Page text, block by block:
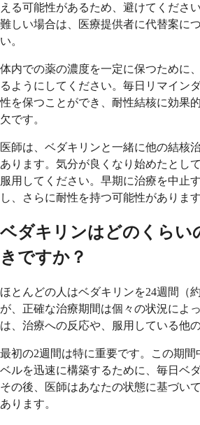
える可能性があるため、避けてくださ
難しい場合は、医療提供者に代替案に
い。
体内での薬の濃度を一定に保つために
るようにしてください。毎日リマイン
性を保つことができ、耐性結核に効果
欠です。
医師は、ベダキリンと一緒に他の結核
あります。気分が良くなり始めたとし
服用してください。早期に治療を中止
し、さらに耐性を持つ可能性があります
ベダキリンはどのくらい
きですか？
ほとんどの人はベダキリンを24週間（
が、正確な治療期間は個々の状況によ
は、治療への反応や、服用している他
最初の2週間は特に重要です。この期間
ベルを迅速に構築するために、毎日ベ
その後、医師はあなたの状態に基づい
あります。